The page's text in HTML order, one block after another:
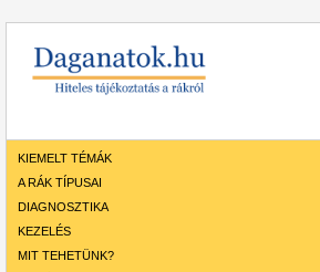
KIEMELT TÉMÁK
A RÁK TÍPUSAI
DIAGNOSZTIKA
KEZELÉS
MIT TEHETÜNK?